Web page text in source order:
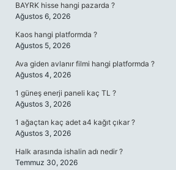
BAYRK hisse hangi pazarda ?
Ağustos 6, 2026
Kaos hangi platformda ?
Ağustos 5, 2026
Ava giden avlanır filmi hangi platformda ?
Ağustos 4, 2026
1 güneş enerji paneli kaç TL ?
Ağustos 3, 2026
1 ağaçtan kaç adet a4 kağıt çıkar ?
Ağustos 3, 2026
Halk arasında ishalin adı nedir ?
Temmuz 30, 2026